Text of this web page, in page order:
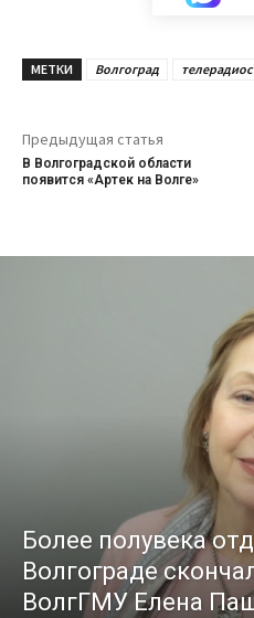
МЕТКИ Волгоград
Предыдущая статья
В Волгоградской области
появится «Артек на Волге»
Более полувека
Волгограде
ВолгГМУ Елена